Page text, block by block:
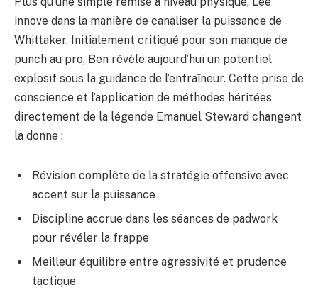
innove dans la manière de canaliser la puissance de
Whittaker. Initialement critiqué pour son manque de
punch au pro, Ben révèle aujourd’hui un potentiel
explosif sous la guidance de l’entraîneur. Cette prise de
conscience et l’application de méthodes héritées
directement de la légende Emanuel Steward changent
la donne :
Révision complète de la stratégie offensive avec
accent sur la puissance
Discipline accrue dans les séances de padwork
pour révéler la frappe
Meilleur équilibre entre agressivité et prudence
tactique